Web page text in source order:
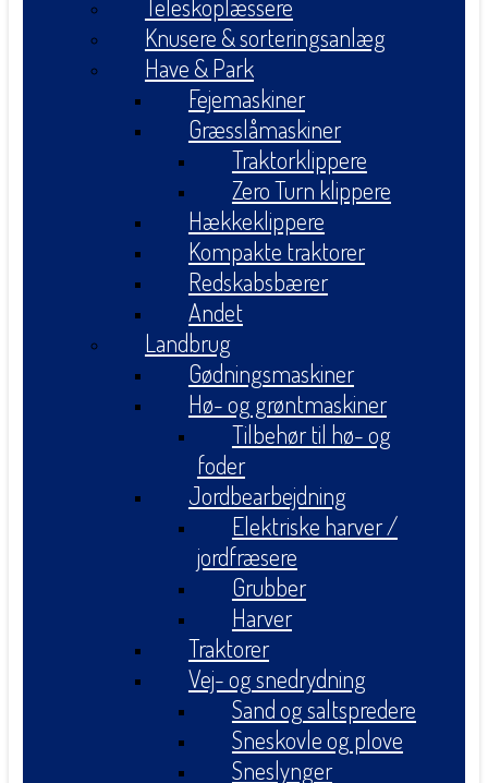
Teleskoplæssere
Knusere & sorteringsanlæg
Have & Park
Fejemaskiner
Græsslåmaskiner
Traktorklippere
Zero Turn klippere
Hækkeklippere
Kompakte traktorer
Redskabsbærer
Andet
Landbrug
Gødningsmaskiner
Hø- og grøntmaskiner
Tilbehør til hø- og
foder
Jordbearbejdning
Elektriske harver /
jordfræsere
Grubber
Harver
Traktorer
Vej- og snedrydning
Sand og saltspredere
Sneskovle og plove
Sneslynger